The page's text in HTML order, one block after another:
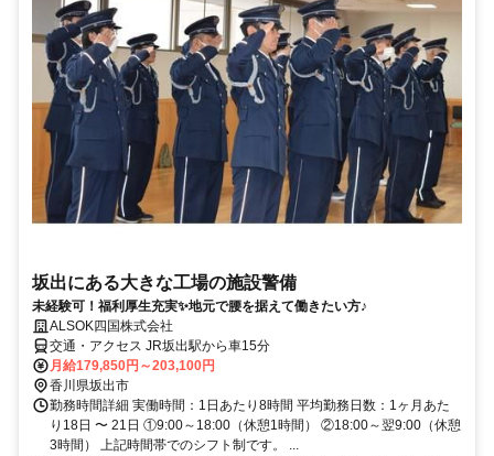
坂出にある大きな工場の施設警備
未経験可！福利厚生充実✨地元で腰を据えて働きたい方♪
ALSOK四国株式会社
交通・アクセス JR坂出駅から車15分
月給179,850円～203,100円
香川県坂出市
勤務時間詳細 実働時間：1日あたり8時間 平均勤務日数：1ヶ月あた
り18日 〜 21日 ①9:00～18:00（休憩1時間） ②18:00～翌9:00（休憩
3時間） 上記時間帯でのシフト制です。 ...